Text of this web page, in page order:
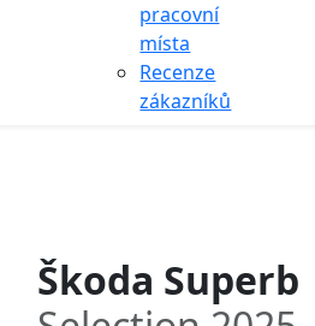
pracovní
místa
Recenze
zákazníků
Škoda Superb